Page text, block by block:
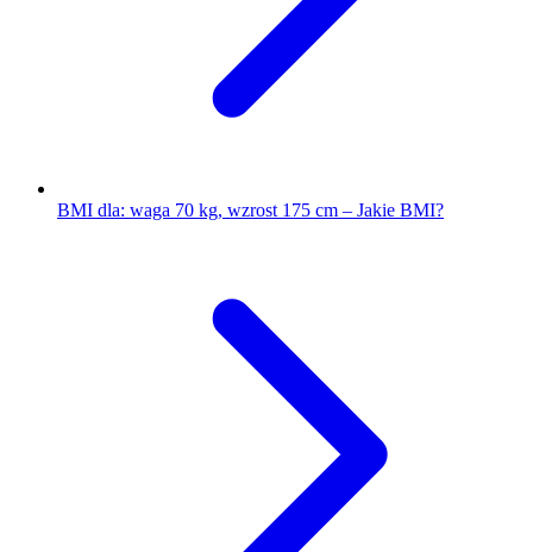
BMI dla: waga 70 kg, wzrost 175 cm – Jakie BMI?